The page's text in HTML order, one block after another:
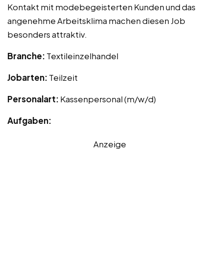
Kontakt mit modebegeisterten Kunden und das
angenehme Arbeitsklima machen diesen Job
besonders attraktiv.
Branche: Textileinzelhandel
Jobarten: Teilzeit
Personalart: Kassenpersonal (m/w/d)
Aufgaben:
Anzeige